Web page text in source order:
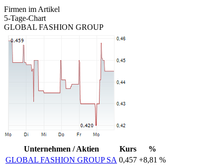
Firmen im Artikel
5-Tage-Chart
GLOBAL FASHION GROUP
Unternehmen / Aktien Kurs
%
GLOBAL FASHION GROUP SA 0,457 +8,81 %